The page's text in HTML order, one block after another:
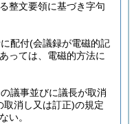
整文要領に基づき字句
配付(会議録が電磁的記
っては、電磁的方法に
議事並びに議長が取消
取消し又は訂正)の規定
い。